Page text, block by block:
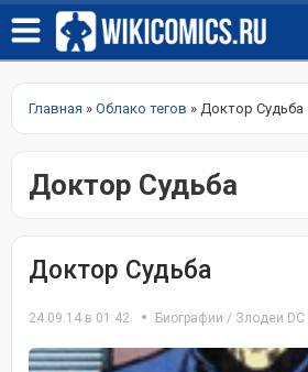
Главная » Облако тегов » Доктор Судьба
Доктор Судьба
Доктор Судьба
24.09.14 в 01:42 Биографии / Злодеи